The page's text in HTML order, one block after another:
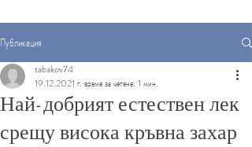
Публикация
Най-добрият естествен лек
срещу висока кръвна захар
tabakov74
19.12.2021 г. време за четене: 1 мин.